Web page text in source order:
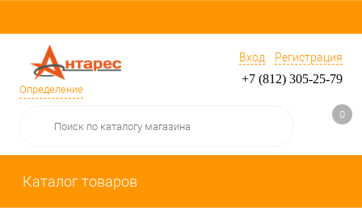
Определение
Вход Регистрация
+7 (812) 305-25-79
0
Каталог товаров